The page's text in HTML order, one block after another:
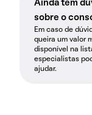
Ainda tem
sobre o
Em caso de
queira um valor
disponível na
especialistas
ajudar.